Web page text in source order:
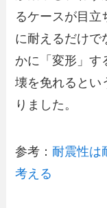
るケースが目立
に耐えるだけで
かに「変形」す
壊を免れるとい
りました。
参考： 耐震性は
考える